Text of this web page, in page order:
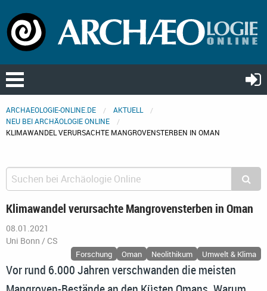
ARCHAEOLOGIE-ONLINE.DE
AKTUELL
NEU BEI ARCHÄOLOGIE ONLINE
KLIMAWANDEL VERURSACHTE MANGROVENSTERBEN IN OMAN
Klimawandel verursachte Mangrovensterben in Oman
08.01.2021
Uni Bonn / CS
Forschung Oman Neolithikum Umwelt & Klima
Vor rund 6.000 Jahren verschwanden die meisten